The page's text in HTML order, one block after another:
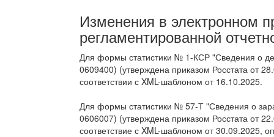
Изменения в электронном
регламентированной
Для формы статистики № 1-КСР "Сведения о
0609400) (утверждена приказом Росстата от
соответствии с XML-шаблоном от 16.10.2025.
Для формы статистики № 57-Т "Сведения о
0606007) (утверждена приказом Росстата от
соответствие с XML-шаблоном от 30.09.2025,